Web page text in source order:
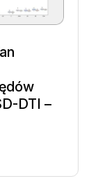
DTI –